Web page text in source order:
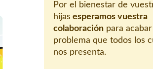
Por el bienestar de
hijas esperamos vuestra
colaboración para
problema que todos los
nos presenta.